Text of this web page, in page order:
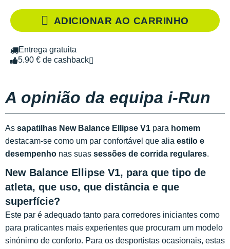
ADICIONAR AO CARRINHO
Entrega gratuita
5.90 € de cashback
A opinião da equipa i-Run
As sapatilhas New Balance Ellipse V1 para homem
destacam-se como um par confortável que alia estilo e
desempenho nas suas sessões de corrida regulares.
New Balance Ellipse V1, para que tipo de
atleta, que uso, que distância e que
superfície?
Este par é adequado tanto para corredores iniciantes como
para praticantes mais experientes que procuram um modelo
sinónimo de conforto. Para os desportistas ocasionais, estas